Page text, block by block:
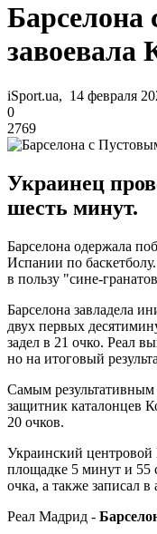
Барселона
завоевала
iSport.ua, 14 февраля
0
2769
Украинец
шесть минут.
Барселона одержала
Испании по
в пользу "сине-
Барселона завладела
двух первых
задел в 21 очко. Реал
но на итоговый
Самым
защитник каталонцев
20 очков.
Украинский
площадке 5 минут и 55
очка, а также записал
Реал Мадрид -